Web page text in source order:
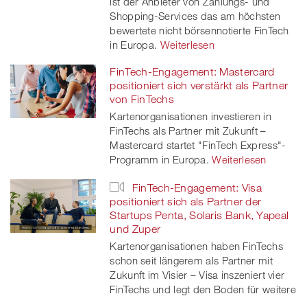
Shopping-Services das am höchsten
bewertete nicht börsennotierte FinTech
in Europa. Weiterlesen
FinTech-Engagement: Mastercard
positioniert sich verstärkt als Partner
von FinTechs
Kartenorganisationen investieren in
FinTechs als Partner mit Zukunft –
Mastercard startet "FinTech Express"-
Programm in Europa. Weiterlesen
FinTech-Engagement: Visa
positioniert sich als Partner der
Startups Penta, Solaris Bank, Yapeal
und Zuper
Kartenorganisationen haben FinTechs
schon seit längerem als Partner mit
Zukunft im Visier – Visa inszeniert vier
FinTechs und legt den Boden für weitere